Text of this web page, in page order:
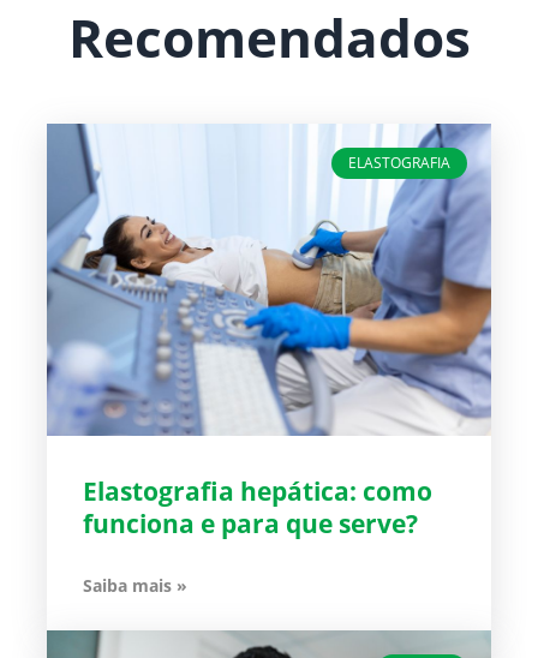
Recomendados
ELASTOGRAFIA
Elastografia hepática: como
funciona e para que serve?
Saiba mais »